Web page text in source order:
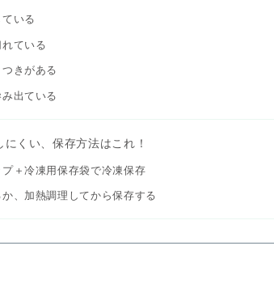
いる
ている
きがある
出ている
くい、保存方法はこれ！
＋冷凍用保存袋で冷凍保存
、加熱調理してから保存する